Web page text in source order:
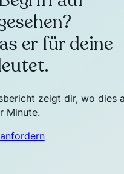
er für deine
zeigt dir, wo dies
Minute.